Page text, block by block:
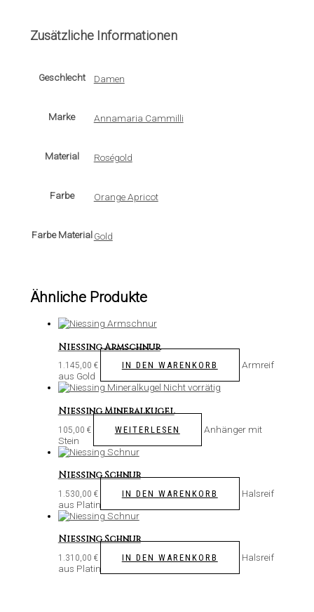
Zusätzliche Informationen
Geschlecht Damen
Marke Annamaria Cammilli
Material Roségold
Farbe Orange Apricot
Farbe Material Gold
Ähnliche Produkte
Niessing Armschnur
1.145,00 € IN DEN WARENKORB
Armreif
aus Gold
Nicht vorrätig
Niessing Mineralkugel
105,00 € WEITERLESEN
Anhänger mit
Stein
Niessing Schnur
1.530,00 € IN DEN WARENKORB
Halsreif
aus Platin
Niessing Schnur
1.310,00 € IN DEN WARENKORB
Halsreif
aus Platin